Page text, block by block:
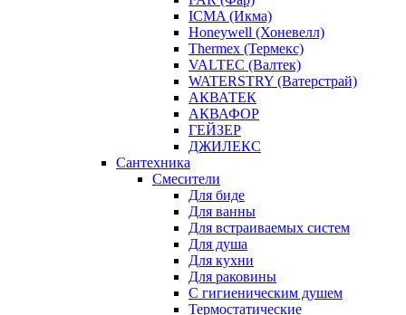
ICMA (Икма)
Honeywell (Хоневелл)
Thermex (Термекс)
VALTEC (Валтек)
WATERSTRY (Ватерстрай)
АКВАТЕК
АКВАФОР
ГЕЙЗЕР
ДЖИЛЕКС
Сантехника
Смесители
Для биде
Для ванны
Для встраиваемых систем
Для душа
Для кухни
Для раковины
С гигиеническим душем
Термостатические